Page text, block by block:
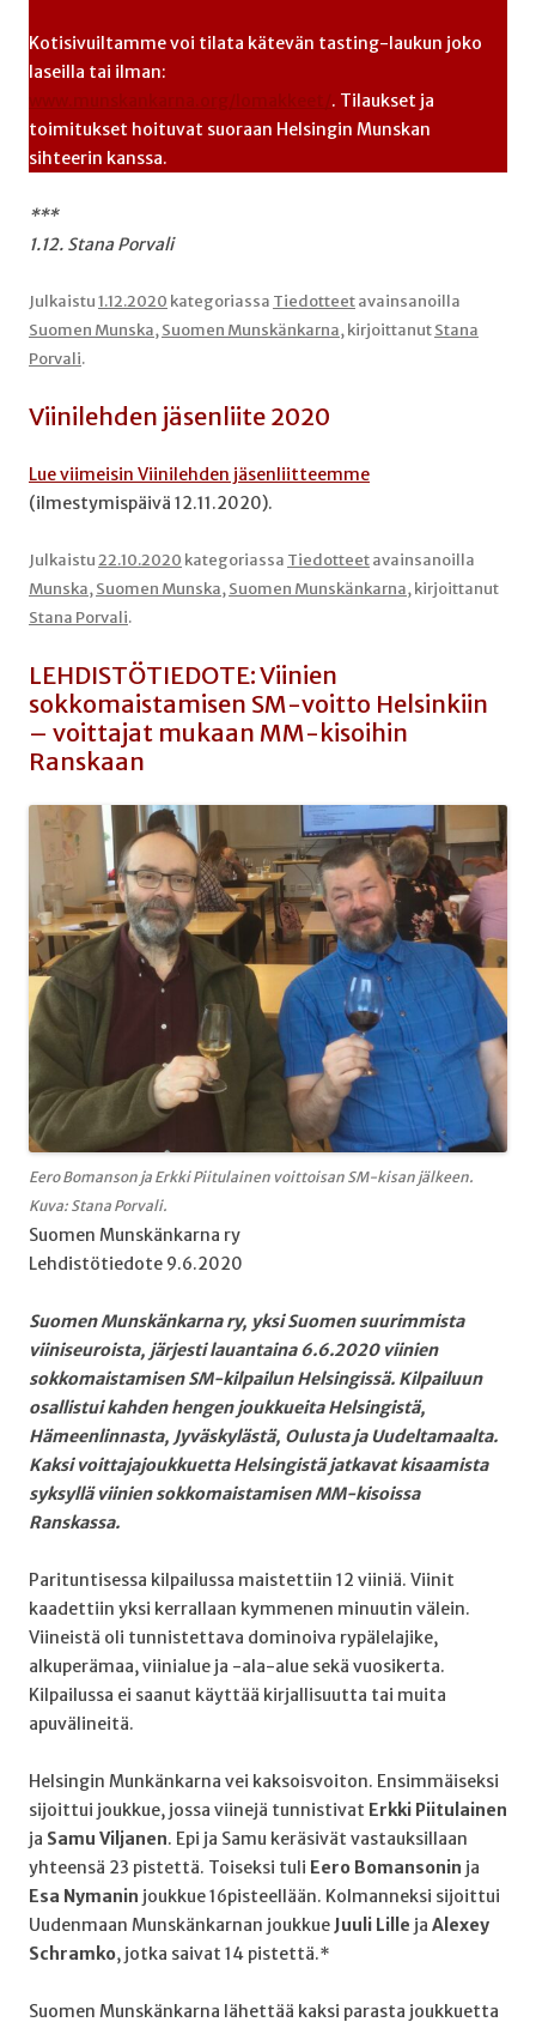
Kotisivuiltamme voi tilata kätevän tasting-laukun joko
laseilla tai ilman:
www.munskankarna.org/lomakkeet/. Tilaukset ja
toimitukset hoituvat suoraan Helsingin Munskan
sihteerin kanssa.
***
1.12. Stana Porvali
Julkaistu1.12.2020 kategoriassa Tiedotteetavainsanoilla
Suomen Munska,Suomen Munskänkarna, kirjoittanutStana
Porvali.
Viinilehden jäsenliite 2020
Lue viimeisin Viinilehden jäsenliitteemme
(ilmestymispäivä 12.11.2020).
Julkaistu22.10.2020 kategoriassa Tiedotteetavainsanoilla
Munska,Suomen Munska,Suomen Munskänkarna, kirjoittanut
Stana Porvali.
LEHDISTÖTIEDOTE: Viinien
sokkomaistamisen SM-voitto Helsinkiin
– voittajat mukaan MM-kisoihin
Ranskaan
Eero Bomanson ja Erkki Piitulainen voittoisan SM-kisan jälkeen.
Kuva: Stana Porvali.
Suomen Munskänkarna ry
Lehdistötiedote 9.6.2020
Suomen Munskänkarna ry, yksi Suomen suurimmista
viiniseuroista, järjesti lauantaina 6.6.2020 viinien
sokkomaistamisen SM-kilpailun Helsingissä. Kilpailuun
osallistui kahden hengen joukkueita Helsingistä,
Hämeenlinnasta, Jyväskylästä, Oulusta ja Uudeltamaalta.
Kaksi voittajajoukkuetta Helsingistä jatkavat kisaamista
syksyllä viinien sokkomaistamisen MM-kisoissa
Ranskassa.
Parituntisessa kilpailussa maistettiin 12 viiniä. Viinit
kaadettiin yksi kerrallaan kymmenen minuutin välein.
Viineistä oli tunnistettava dominoiva rypälelajike,
alkuperämaa, viinialue ja -ala-alue sekä vuosikerta.
Kilpailussa ei saanut käyttää kirjallisuutta tai muita
apuvälineitä.
Helsingin Munkänkarna vei kaksoisvoiton. Ensimmäiseksi
sijoittui joukkue, jossa viinejä tunnistivat Erkki Piitulainen
ja Samu Viljanen. Epi ja Samu keräsivät vastauksillaan
yhteensä 23 pistettä. Toiseksi tuli Eero Bomansonin ja
Esa Nymanin joukkue 16pisteellään. Kolmanneksi sijoittui
Uudenmaan Munskänkarnan joukkue Juuli Lille ja Alexey
Schramko, jotka saivat 14 pistettä.*
Suomen Munskänkarna lähettää kaksi parasta joukkuetta